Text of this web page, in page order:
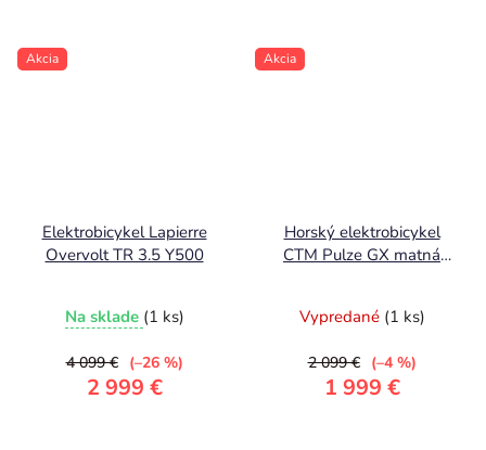
Akcia
Elektrobicykel Lapierre
Overvolt TR 3.5 Y500
Na sklade (1 ks)
2 999 €
4 099 € (–26 %)
Akcia
Horský elektrobicykel
CTM Pulze GX matná
Vypredané (1 ks)
1 999 €
2 099 € (–4 %)